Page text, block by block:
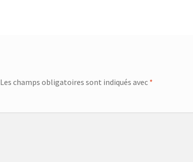
Les champs obligatoires sont indiqués avec *